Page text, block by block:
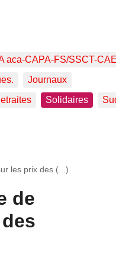
aca-CAPA-FS/SSCT-
Journaux
Solidaires
les prix des (...)
de